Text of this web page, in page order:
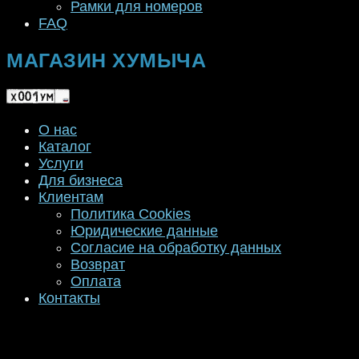
Рамки для номеров
FAQ
МАГАЗИН ХУМЫЧА
О нас
Каталог
Услуги
Для бизнеса
Клиентам
Политика Cookies
Юридические данные
Согласие на обработку данных
Возврат
Оплата
Контакты